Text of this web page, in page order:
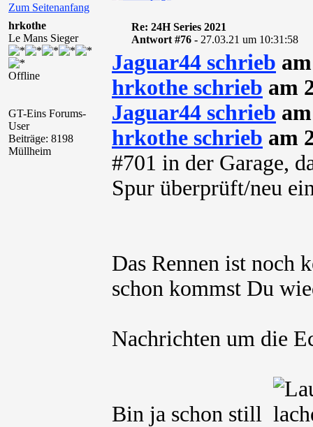
Zum Seitenanfang
hrkothe
Le Mans Sieger
Offline
GT-Eins Forums-
User
Beiträge: 8198
Müllheim
Re: 24H Series 2021
Antwort #76 - 27.03.21 um 10:31:58
Jaguar44 schrieb
hrkothe schrieb am
Jaguar44 schrieb
hrkothe schrieb am
#701 in der Garage,
Spur überprüft/neu
Das Rennen ist noch
schon kommst Du
Nachrichten um die
Bin ja schon still